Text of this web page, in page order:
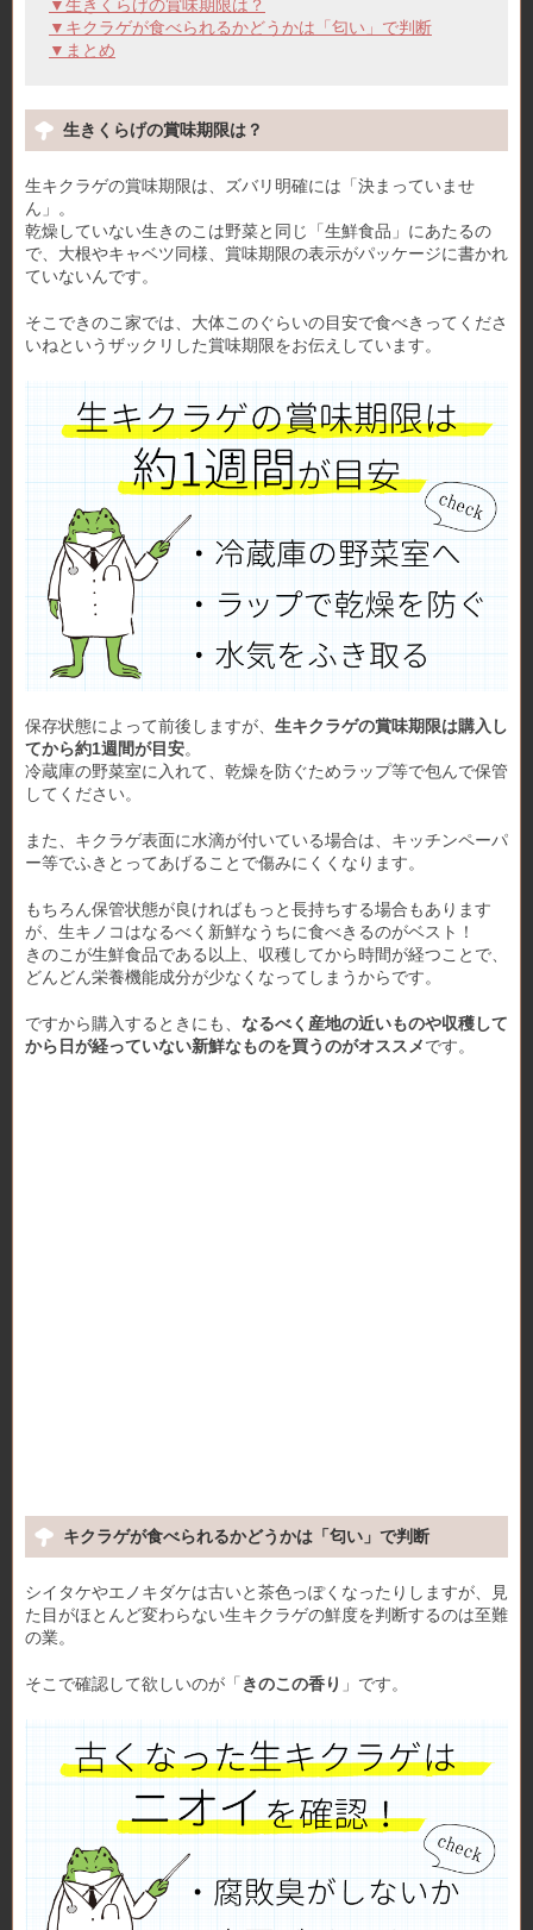
▼生きくらげの賞味期限は？
▼キクラゲが食べられるかどうかは「匂い」で判断
▼まとめ
生きくらげの賞味期限は？
生キクラゲの賞味期限は、ズバリ明確には「決まっていませ
ん」。
乾燥していない生きのこは野菜と同じ「生鮮食品」にあたるの
で、大根やキャベツ同様、賞味期限の表示がパッケージに書かれ
ていないんです。
そこできのこ家では、大体このぐらいの目安で食べきってくださ
いねというザックリした賞味期限をお伝えしています。
保存状態によって前後しますが、 生キクラゲの賞味期限は購入し
てから約1週間が目安。
冷蔵庫の野菜室に入れて、乾燥を防ぐためラップ等で包んで保管
してください。
また、キクラゲ表面に水滴が付いている場合は、キッチンペーパ
ー等でふきとってあげることで傷みにくくなります。
もちろん保管状態が良ければもっと長持ちする場合もあります
が、生キノコはなるべく新鮮なうちに食べきるのがベスト！
きのこが生鮮食品である以上、収穫してから時間が経つことで、
どんどん栄養機能成分が少なくなってしまうからです。
ですから購入するときにも、 なるべく産地の近いものや収穫して
から日が経っていない新鮮なものを買うのがオススメです。
キクラゲが食べられるかどうかは「匂い」で判断
シイタケやエノキダケは古いと茶色っぽくなったりしますが、見
た目がほとんど変わらない生キクラゲの鮮度を判断するのは至難
の業。
そこで確認して欲しいのが「きのこの香り 」です。